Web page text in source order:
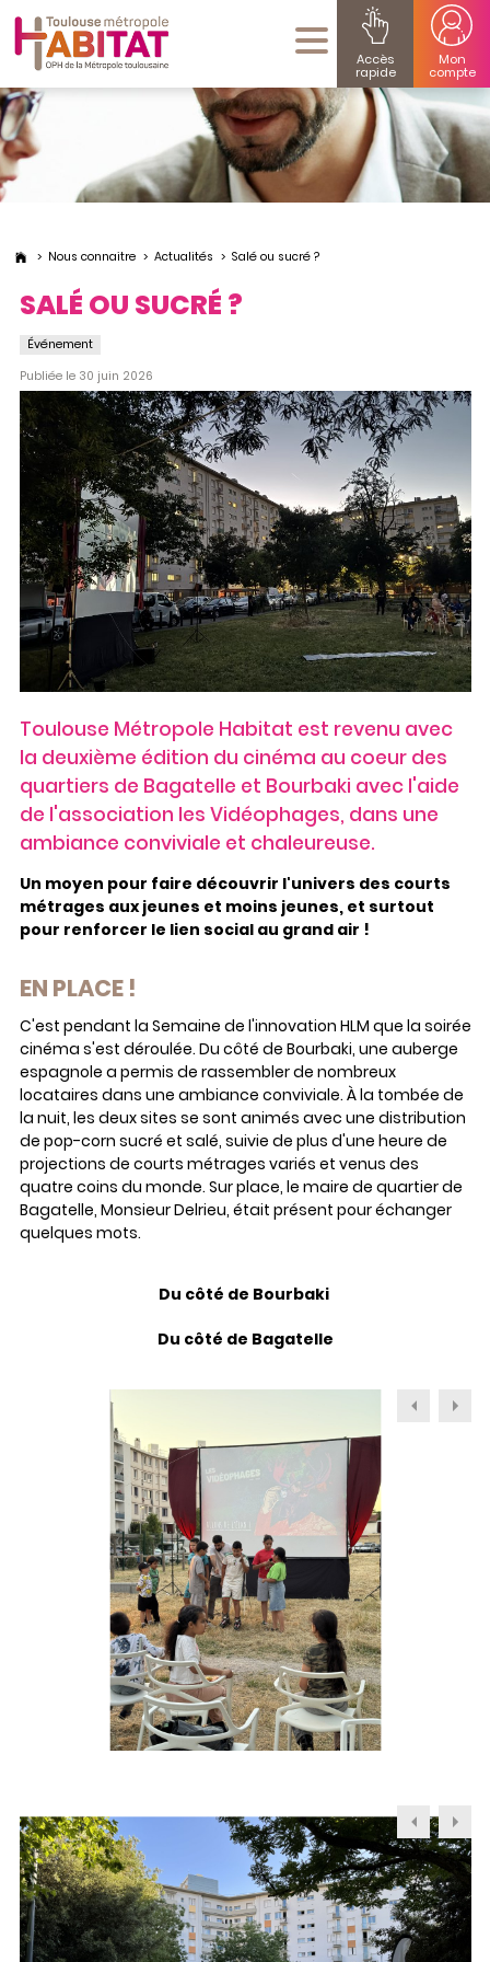
Accès
rapide
Mon
compte
Nous connaitre Actualités Salé ou sucré ?
SALÉ OU SUCRÉ ?
Événement
Publiée le 30 juin 2026
Toulouse Métropole Habitat est revenu avec
la deuxième édition du cinéma au coeur des
quartiers de Bagatelle et Bourbaki avec l'aide
de l'association les Vidéophages, dans une
ambiance conviviale et chaleureuse.
Un moyen pour faire découvrir l'univers des courts
métrages aux jeunes et moins jeunes, et surtout
pour renforcer le lien social au grand air !
EN PLACE !
C'est pendant la Semaine de l'innovation HLM que la soirée
cinéma s'est déroulée. Du côté de Bourbaki, une auberge
espagnole a permis de rassembler de nombreux
locataires dans une ambiance conviviale. À la tombée de
la nuit, les deux sites se sont animés avec une distribution
de pop-corn sucré et salé, suivie de plus d'une heure de
projections de courts métrages variés et venus des
quatre coins du monde. Sur place, le maire de quartier de
Bagatelle, Monsieur Delrieu, était présent pour échanger
quelques mots.
Du côté de Bourbaki
Du côté de Bagatelle